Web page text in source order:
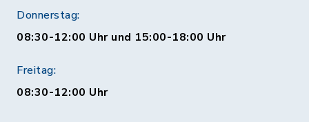
Donnerstag:
08:30-12:00 Uhr und 15:00-18:00 Uhr
Freitag:
08:30-12:00 Uhr